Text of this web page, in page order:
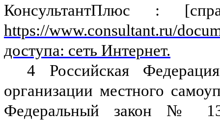
КонсультантПлюс :
https://www.consultant.ru/
доступа: сеть Интернет.
4 Российская
организации местного
Федеральный закон №